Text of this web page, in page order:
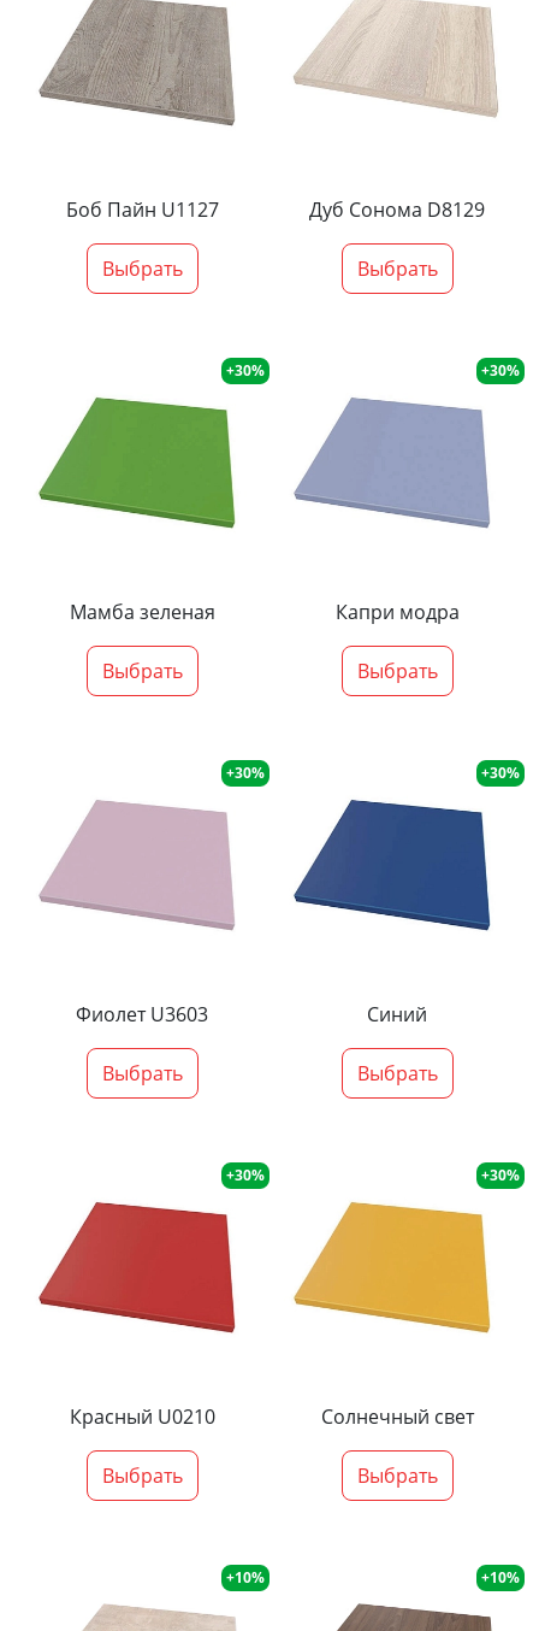
Боб Пайн U1127
Выбрать
Дуб Сонома D8129
Выбрать
+30%
Мамба зеленая
Выбрать
+30%
Капри модра
Выбрать
+30%
Фиолет U3603
Выбрать
+30%
Синий
Выбрать
+30%
Красный U0210
Выбрать
+30%
Солнечный свет
Выбрать
+10% +10%